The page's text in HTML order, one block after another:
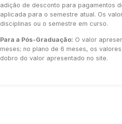
adição de desconto para pagamentos
aplicada para o semestre atual. Os
disciplinas ou o semestre em curso.
Para a Pós-Graduação: O valor
meses; no plano de 6 meses, os
dobro do valor apresentado no site.